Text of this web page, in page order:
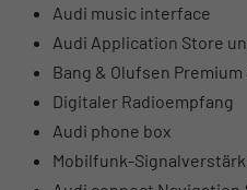
Audi music interface
Audi Application Store
Bang & Olufsen
Digitaler Radioempfang
Audi phone box
Mobilfunk-